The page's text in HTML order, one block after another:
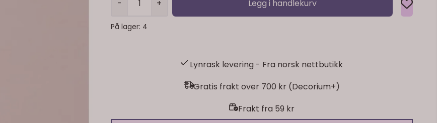
- + Legg i handlekurv
På lager: 4
Lynrask levering - Fra norsk nettbutikk
Gratis frakt over 700 kr (Decorium+)
Frakt fra 59 kr